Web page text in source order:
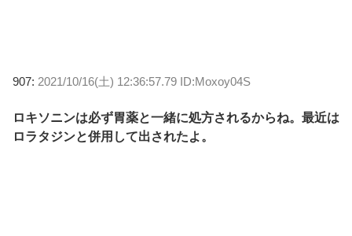
907: 2021/10/16(土) 12:36:57.79 ID:Moxoy04S
ロキソニンは必ず胃薬と一緒に処方されるからね。最近は
ロラタジンと併用して出されたよ。